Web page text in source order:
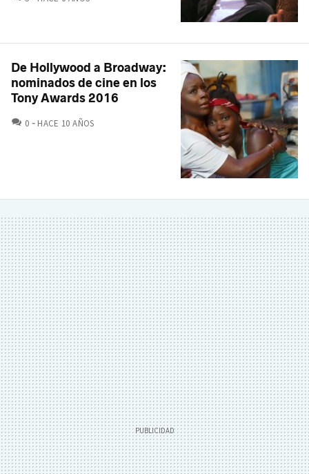
De Hollywood a Broadway:
nominados de cine en los
Tony Awards 2016
0 COMENTARIOS
HACE 10 AÑOS